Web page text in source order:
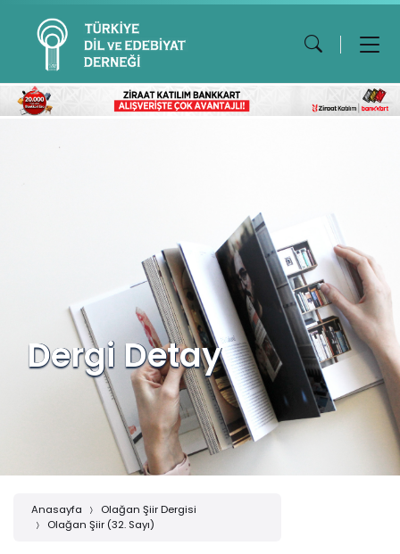
Dergi Detay
Anasayfa
Olağan Şiir Dergisi
Olağan Şiir (32. Sayı)